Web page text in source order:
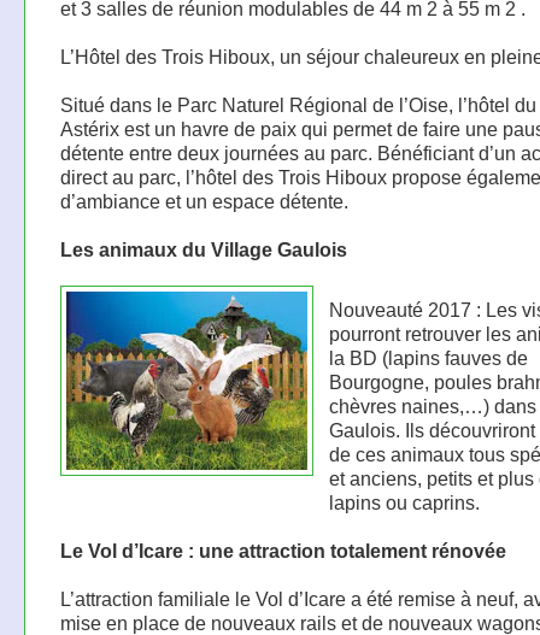
et 3 salles de réunion modulables de 44 m 2 à 55 m 2 .
L’Hôtel des Trois Hiboux, un séjour chaleureux en
Situé dans le Parc Naturel Régional de l’Oise, l’hôtel
Astérix est un havre de paix qui permet de faire une
détente entre deux journées au parc. Bénéficiant d’un
direct au parc, l’hôtel des Trois Hiboux propose
d’ambiance et un espace détente.
Les animaux du Village Gaulois
Nouveauté 2017 : Les
pourront retrouver les
la BD (lapins fauves de
Bourgogne, poules
chèvres naines,…)
Gaulois. Ils découvriront
de ces animaux tous
et anciens, petits et plus
lapins ou caprins.
Le Vol d’Icare : une attraction totalement rénovée
L’attraction familiale le Vol d’Icare a été remise à neuf,
mise en place de nouveaux rails et de nouveaux